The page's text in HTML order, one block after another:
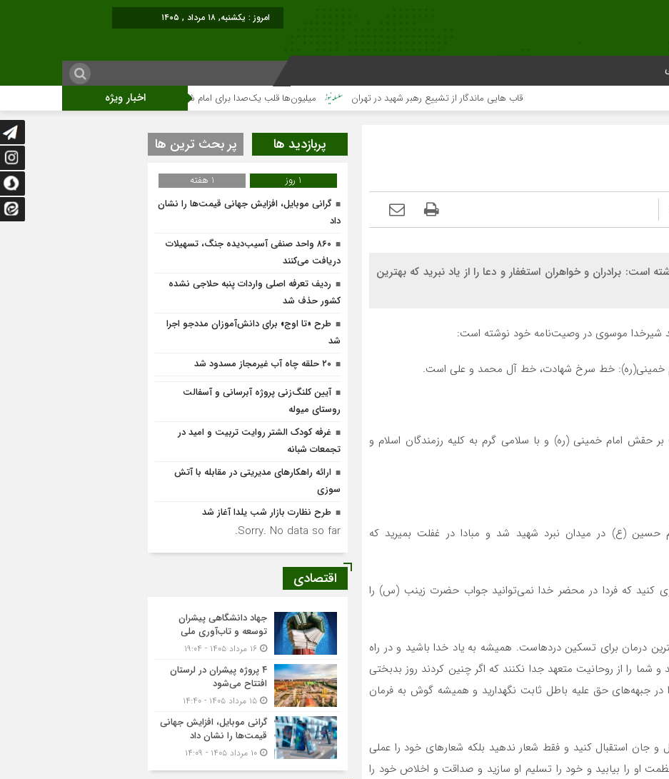
امروز : یکشنبه, ۱۸ مرداد , ۱۴۰۵
اخبار ویژه قاب هایی ماندگار از تشییع رهبر شهید در تهران میلیون‌ها قلب یک‌صدا برای امام شهید می‌تپد نمایشگاه آثار هنری ویژه ارتحال امام
برادران و خواهران استغفار و دعا را از یاد نبرید که بهترین
شیرخدا موسوی در وصیت‌نامه خود نوشته است:
خمینی(ره): خط سرخ شهادت، خط آل محمد و علی است.
حقش امام خمینی (ره) و با سلامی گرم به کلیه رزمندگان اسلام و
حسین (ع) در میدان نبرد شهید شد و مبادا در غفلت بمیرید که
کنید که فردا در محضر خدا نمی‌توانید جواب حضرت زینب (س) را
بهترین درمان برای تسکین دردهاست. همیشه به یاد خدا باشید و در راه
و شما را از روحانیت متعهد جدا نکنند که اگر چنین کردند روز بدبختی
جبهه‌های حق علیه باطل ثابت نگهدارید و همیشه گوش به فرمان
و جان استقبال کنید و فقط شعار ندهید بلکه شعارهای خود را عملی
او را بیابید و خود را تسلیم او سازید و صداقت و اخلاص خود را
پربازدید ها پر بحث ترین ها
1 روز
1 هفته
گرانی موبایل، افزایش جهانی قیمت‌ها را نشان
داد
۸۶۰ واحد صنفی آسیب‌دیده جنگ، تسهیلات
دریافت می‌کنند
ردیف تعرفه اصلی واردات پنبه حلاجی نشده
کشور حذف شد
طرح «تا اوج» برای دانش‌آموزان مددجو اجرا
شد
۲۰ حلقه چاه آب غیرمجاز مسدود شد
آیین کلنگ‌زنی پروژه آبرسانی و آسفالت
روستای میوله
غرفه کودک الشتر روایت تربیت و امید در
تجمعات شبانه
ارائه راهکارهای مدیریتی در مقابله با آتش
سوزی
طرح نظارت بازار شب یلدا آغاز شد
Sorry. No data so far.
اقتصادی
جهاد دانشگاهی پیشران
توسعه و تاب‌آوری ملی
۴ پروژه پیشران در لرستان
افتتاح می‌شود
گرانی موبایل، افزایش جهانی
قیمت‌ها را نشان داد